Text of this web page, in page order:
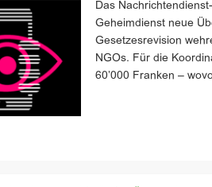
Das
Geheimdienst neue
Gesetzesrevision
NGOs. Für die
60’000 Franken –